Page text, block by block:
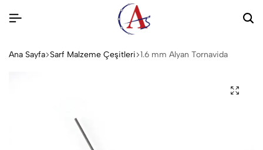
Ana Sayfa Sarf Malzeme Çeşitleri 1.6 mm Alyan Tornavida